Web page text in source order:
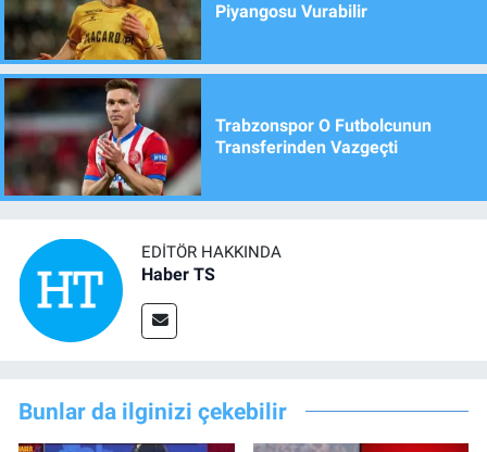
Piyangosu Vurabilir
Trabzonspor O Futbolcunun
Transferinden Vazgeçti
EDITÖR HAKKINDA
Haber TS
Bunlar da ilginizi çekebilir